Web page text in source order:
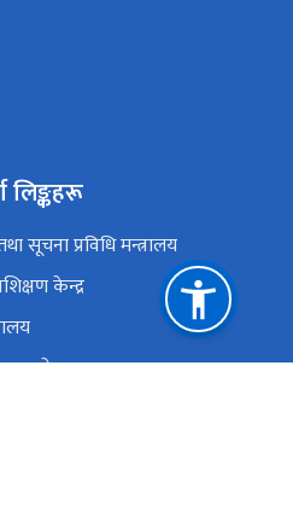
लिङ्कहरू
सूचना प्रविधि मन्त्रालय
केन्द्र
आयोग